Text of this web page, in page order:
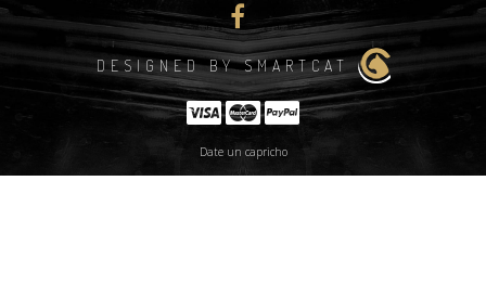
DESIGNED BY SMARTCAT
Date un capricho